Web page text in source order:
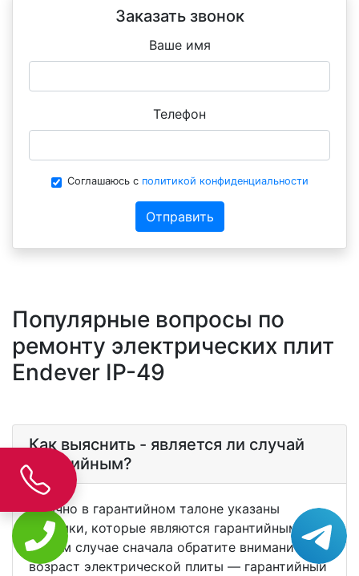
Заказать звонок
Ваше имя
Телефон
Соглашаюсь с политикой конфиденциальности
Отправить
Популярные вопросы по
ремонту электрических плит
Endever IP-49
Как выяснить - является ли случай
гаратийным?
Обычно в гарантийном талоне указаны
поломки, которые являются гарантийными. В
любом случае сначала обратите внимание на
возраст электрической плиты — гарантийный